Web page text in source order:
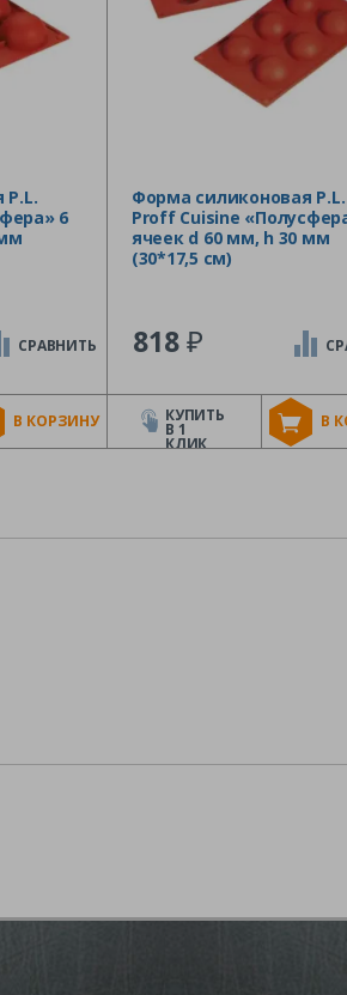
6
В КОРЗИНУ
СРАВНИТЬ
Форма силиконовая P.L.
Proff Cuisine
ячеек d 60 мм, h 30 мм
(30*17,5 см)
818₽
В
КУПИТЬ
В 1
КЛИК